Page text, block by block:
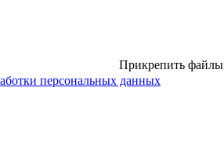
Прикрепить файлы
персональных данных